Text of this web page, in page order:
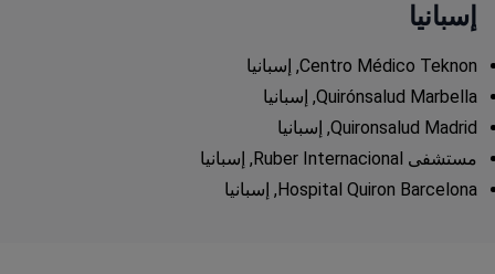
إسبانيا
Centro Médico Teknon, إسبانيا
Quirónsalud Marbella, إسبانيا
Quironsalud Madrid, إسبانيا
مستشفى Ruber Internacional, إسبانيا
Hospital Quiron Barcelona, إسبانيا